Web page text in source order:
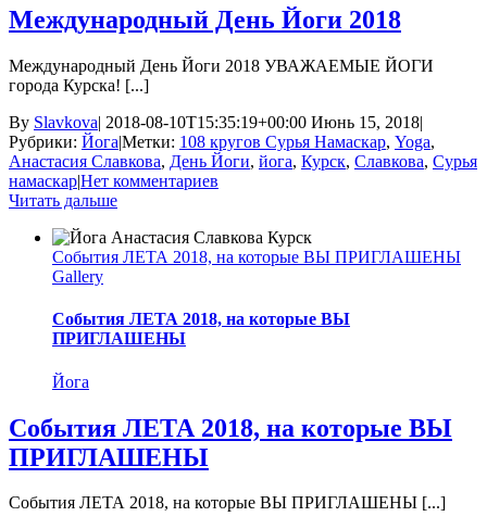
Международный День Йоги 2018
Международный День Йоги 2018 УВАЖАЕМЫЕ ЙОГИ
города Курска! [...]
By Slavkova| 2018-08-10T15:35:19+00:00 Июнь 15, 2018|
Рубрики: Йога|Метки: 108 кругов Сурья Намаскар, Yoga,
Анастасия Славкова, День Йоги, йога, Курск, Славкова, Сурья
намаскар|Нет комментариев
Читать дальше
События ЛЕТА 2018, на которые ВЫ ПРИГЛАШЕНЫ
Gallery
События ЛЕТА 2018, на которые ВЫ
ПРИГЛАШЕНЫ
Йога
События ЛЕТА 2018, на которые ВЫ
ПРИГЛАШЕНЫ
События ЛЕТА 2018, на которые ВЫ ПРИГЛАШЕНЫ [...]